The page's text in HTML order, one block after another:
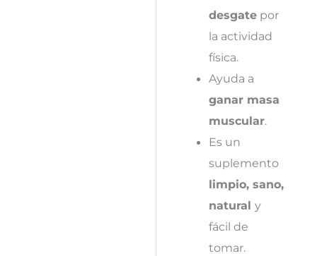
desgatepor
la actividad
física.
Ayuda a
ganar masa
muscular.
Es un
suplemento
limpio, sano,
natural y
fácil de
tomar.